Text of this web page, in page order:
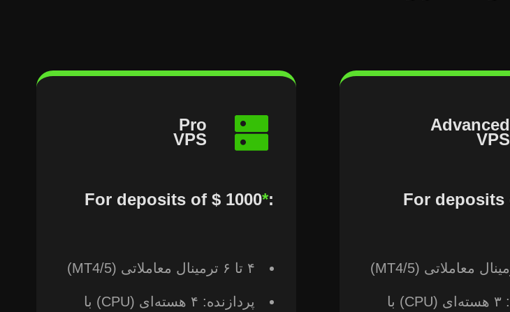
Advanced
VPS
پردازنده: ۳ هسته‌ای (CPU) با
Pro
VPS
*:
۴ تا ۶ ترمینال معاملاتی (MT4/5)
پردازنده: ۴ هسته‌ای (CPU) با